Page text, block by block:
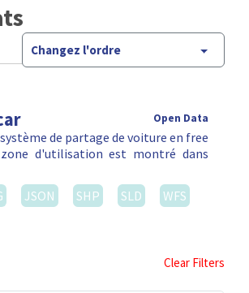
Changez l'ordre
Open Data
de partage de voiture en free
d'utilisation est montré dans
JSON SHP SLD
WFS
Clear Filters